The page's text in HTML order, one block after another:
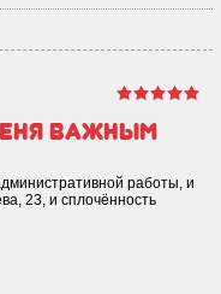
важным
работы, и
23, и сплочённость